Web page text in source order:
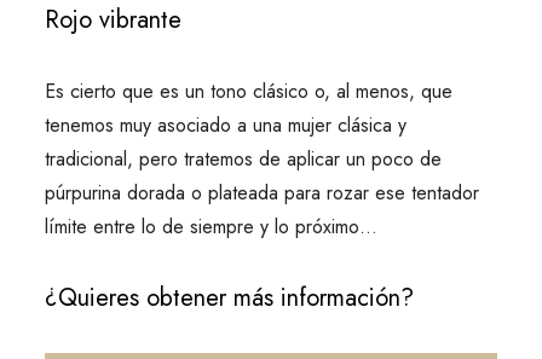
Rojo vibrante
Es cierto que es un tono clásico o, al menos, que
tenemos muy asociado a una mujer clásica y
tradicional, pero tratemos de aplicar un poco de
púrpurina dorada o plateada para rozar ese tentador
límite entre lo de siempre y lo próximo…
¿Quieres obtener más información?